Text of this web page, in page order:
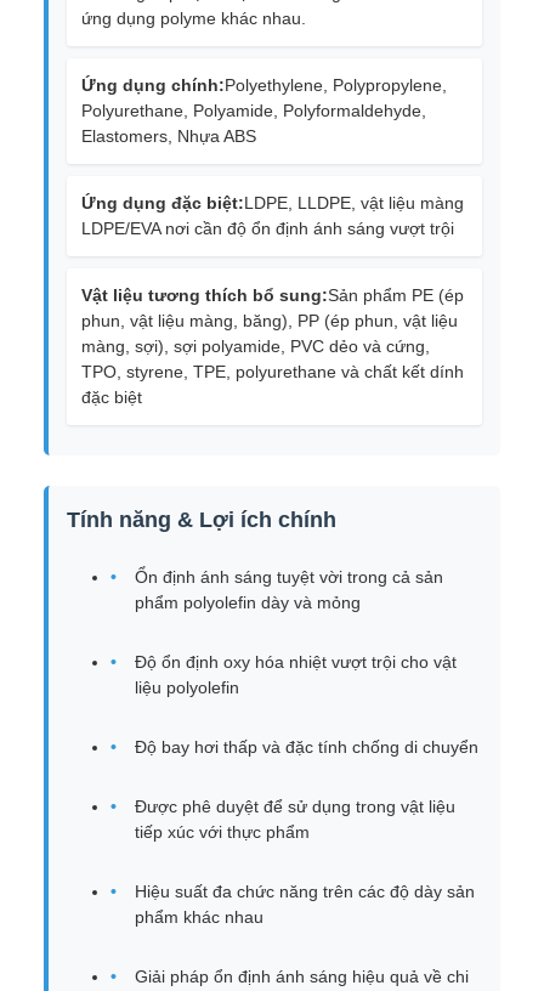
ứng dụng polyme khác nhau.
Ứng dụng chính:Polyethylene, Polypropylene,
Polyurethane, Polyamide, Polyformaldehyde,
Elastomers, Nhựa ABS
Ứng dụng đặc biệt:LDPE, LLDPE, vật liệu màng
LDPE/EVA nơi cần độ ổn định ánh sáng vượt trội
Vật liệu tương thích bổ sung:Sản phẩm PE (ép
phun, vật liệu màng, băng), PP (ép phun, vật liệu
màng, sợi), sợi polyamide, PVC dẻo và cứng,
TPO, styrene, TPE, polyurethane và chất kết dính
đặc biệt
Tính năng & Lợi ích chính
Ổn định ánh sáng tuyệt vời trong cả sản
phẩm polyolefin dày và mỏng
Độ ổn định oxy hóa nhiệt vượt trội cho vật
liệu polyolefin
Độ bay hơi thấp và đặc tính chống di chuyển
Được phê duyệt để sử dụng trong vật liệu
tiếp xúc với thực phẩm
Hiệu suất đa chức năng trên các độ dày sản
phẩm khác nhau
Giải pháp ổn định ánh sáng hiệu quả về chi